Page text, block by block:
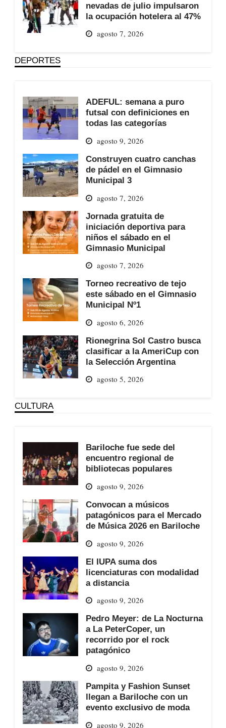
nevadas de julio impulsaron
la ocupación hotelera al 47%
agosto 7, 2026
DEPORTES
ADEFUL: semana a puro
futsal con definiciones en
todas las categorías
agosto 9, 2026
Construyen cuatro canchas
de pádel en el Gimnasio
Municipal 3
agosto 7, 2026
Jornada gratuita de
iniciación deportiva para
niños el sábado en el
Gimnasio Municipal
agosto 7, 2026
Torneo recreativo de tejo
este sábado en el Gimnasio
Municipal Nº1
agosto 6, 2026
Rionegrina Sol Castro busca
clasificar a la AmeriCup con
la Selección Argentina
agosto 5, 2026
CULTURA
Bariloche fue sede del
encuentro regional de
bibliotecas populares
agosto 9, 2026
Convocan a músicos
patagónicos para el Mercado
de Música 2026 en Bariloche
agosto 9, 2026
El IUPA suma dos
licenciaturas con modalidad
a distancia
agosto 9, 2026
Pedro Meyer: de La Nocturna
a La PeterCoper, un
recorrido por el rock
patagónico
agosto 9, 2026
Pampita y Fashion Sunset
llegan a Bariloche con un
evento exclusivo de moda
agosto 9, 2026